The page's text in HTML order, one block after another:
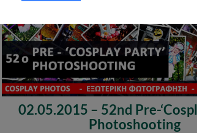
02.05.2015 – 52nd Pre-
Photoshooting